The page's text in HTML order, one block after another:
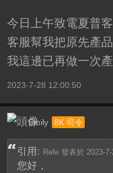
今日上午致電夏普客
客服幫我把原先產
我這邊已再做一次
2023-7-28 12:00:50
Emily 8K 司令
引用: Refe 發表於 2023-
您好，